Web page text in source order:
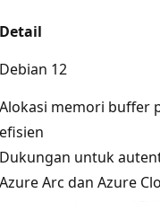
Detail
Debian 12
Alokasi memori buffer
efisien
Dukungan untuk
Azure Arc dan Azure